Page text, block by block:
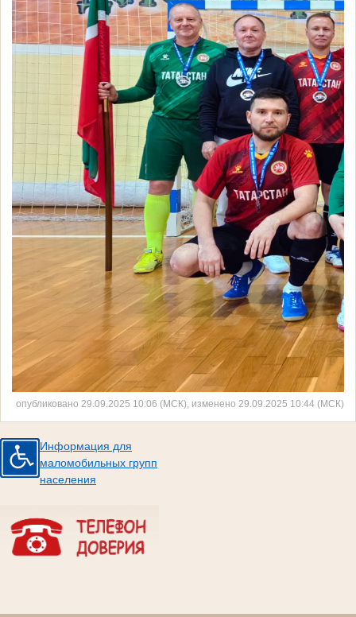
опубликовано 29.09.2025 10:06 (МСК), изменено 29.09.2025 10:44 (МСК)
Информация для
маломобильных групп
населения